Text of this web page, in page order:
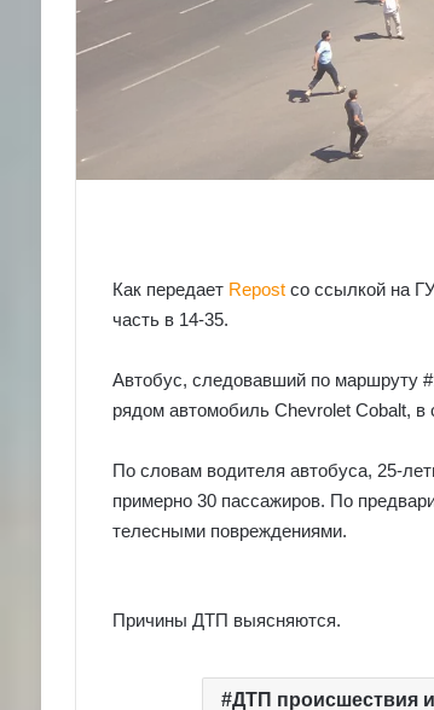
Как передает Repostсо ссылкой на
часть в 14-35.
Автобус, следовавший по маршруту
рядом автомобиль Chevrolet Cobalt,
По словам водителя автобуса, 25-
примерно 30 пассажиров. По
телесными повреждениями.
Причины ДТП выясняются.
ДТП происшествия